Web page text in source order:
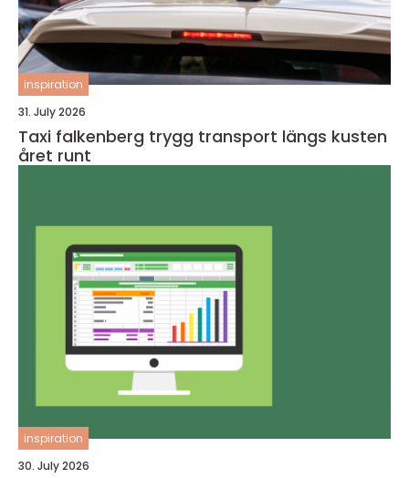
inspiration
31. July 2026
Taxi falkenberg trygg transport längs kusten
året runt
inspiration
30. July 2026